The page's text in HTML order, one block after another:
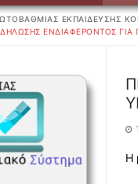
ΕΚΠΑΙΔΕΥΣΗΣ
ΕΝΔΙΑΦΕΡΟΝΤΟΣ ΓΙΑ
Η